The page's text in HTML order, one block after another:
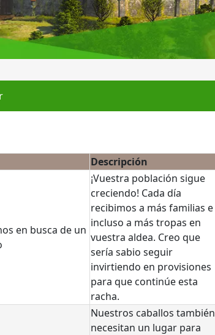
Descripción
en busca de un
¡Vuestra población sigue
creciendo! Cada día
recibimos a más familias e
incluso a más tropas en
vuestra aldea. Creo que
sería sabio seguir
invirtiendo en provisiones
para que continúe esta
racha.
Nuestros caballos también
necesitan un lugar para